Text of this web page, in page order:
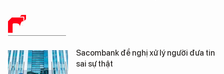
BÁO CHÍ SỐ
Sacombank đề nghị xử lý người đưa tin
sai sự thật